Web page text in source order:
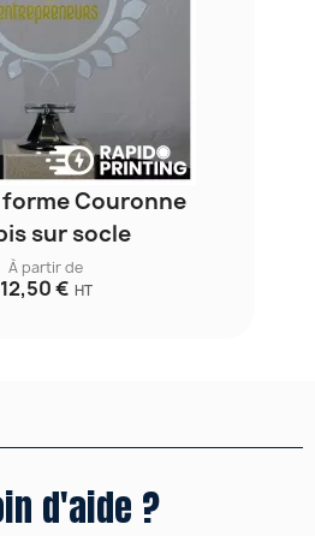
Couronne
sur socle
À partir de
12,50 € HT
d'aide ?